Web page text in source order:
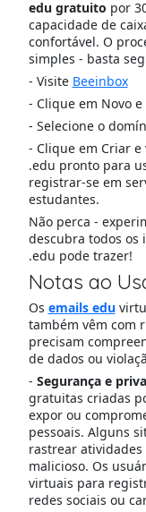
edu gratuito por
capacidade de
confortável. O
simples - basta
- Visite Beeinbox
- Clique em Novo
- Selecione o
- Clique em Criar
.edu pronto para
registrar-se em
estudantes.
Não perca -
descubra todos os
.edu pode trazer!
Notas ao
Os emails edu
também vêm com
precisam
de dados ou
- Segurança e
gratuitas criadas
expor ou
pessoais. Alguns
rastrear
malicioso. Os
virtuais para
redes sociais ou